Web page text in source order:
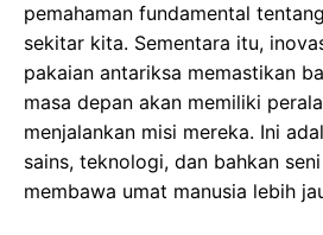
pemahaman fundamental
sekitar kita. Sementara itu,
pakaian antariksa memastikan
masa depan akan memiliki
menjalankan misi mereka. Ini
sains, teknologi, dan bahkan
membawa umat manusia lebih